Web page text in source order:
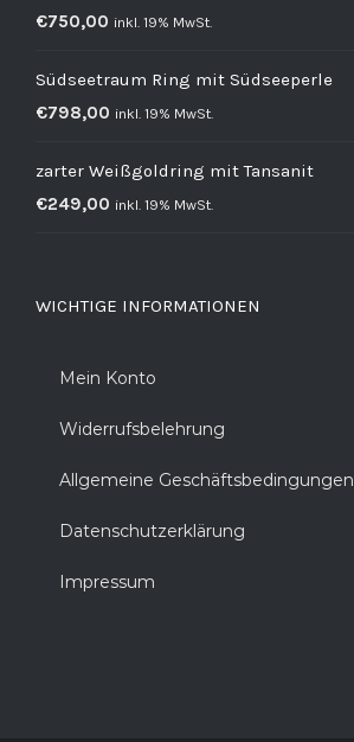
€750,00 inkl. 19% MwSt.
Südseetraum Ring mit Südseeperle
€798,00 inkl. 19% MwSt.
zarter Weißgoldring mit Tansanit
€249,00 inkl. 19% MwSt.
WICHTIGE INFORMATIONEN
Mein Konto
Widerrufsbelehrung
Allgemeine Geschäftsbedingungen
Datenschutzerklärung
Impressum